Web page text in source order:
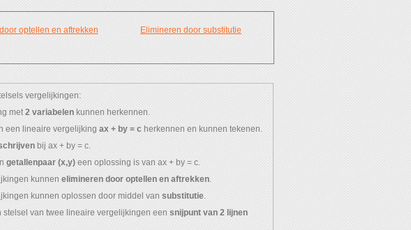
optellen en aftrekken Elimineren door substitutie
vergelijkingen:
met2 variabelen kunnen herkennen.
een lineaire vergelijking ax + by = c herkennen en kunnen tekenen.
bij ax + by = c.
getallenpaar (x,y) een oplossing is van ax + by = c.
kunnen elimineren door optellen en aftrekken.
kunnen oplossen door middel van substitutie.
stelsel van twee lineaire vergelijkingen een snijpunt van 2 lijnen
Geef je mening aan ons:
Tevreden? Laat het ons weten!
Schrijf een review...